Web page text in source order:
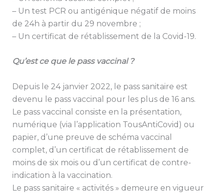
– Un test PCR ou antigénique négatif de moins
de 24h à partir du 29 novembre ;
– Un certificat de rétablissement de la Covid-19.
Qu’est ce que le pass vaccinal ?
Depuis le 24 janvier 2022, le pass sanitaire est
devenu le pass vaccinal pour les plus de 16 ans.
Le pass vaccinal consiste en la présentation,
numérique (via l’application TousAntiCovid) ou
papier, d’une preuve de schéma vaccinal
complet, d’un certificat de rétablissement de
moins de six mois ou d’un certificat de contre-
indication à la vaccination.
Le pass sanitaire « activités » demeure en vigueur